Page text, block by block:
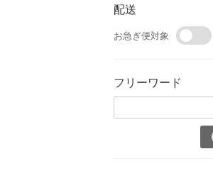
配送
お急ぎ便対象
フリーワード